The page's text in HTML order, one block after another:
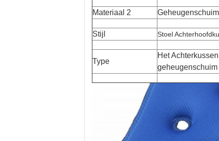
Materiaal 2 Geheugenschuim
Stijl Stoel
Type
Het
geheugenschuim